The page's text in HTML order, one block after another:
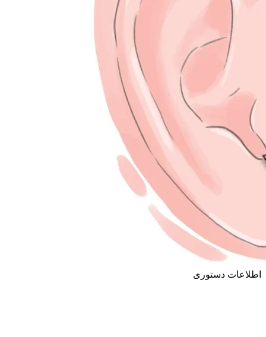
اطلاعات دستوری